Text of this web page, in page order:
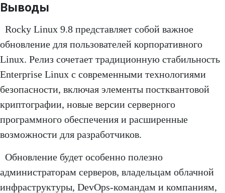
Выводы
Rocky Linux 9.8 представляет собой важное
обновление для пользователей корпоративного
Linux. Релиз сочетает традиционную стабильность
Enterprise Linux с современными технологиями
безопасности, включая элементы постквантовой
криптографии, новые версии серверного
программного обеспечения и расширенные
возможности для разработчиков.
Обновление будет особенно полезно
администраторам серверов, владельцам облачной
инфраструктуры, DevOps-командам и компаниям,